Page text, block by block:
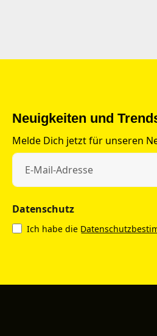
Neuigkeiten und
Melde Dich jetzt für unseren
Datenschutz
Ich habe die